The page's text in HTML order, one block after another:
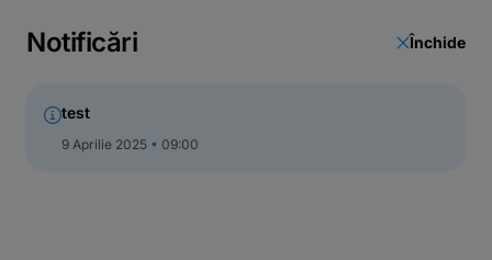
Curs valutar
Actualizare date
Notificări Închide
test
9 Aprilie 2025 09:00